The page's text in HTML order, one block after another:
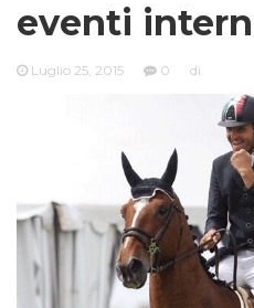
eventi
Luglio 25, 2015 0 di